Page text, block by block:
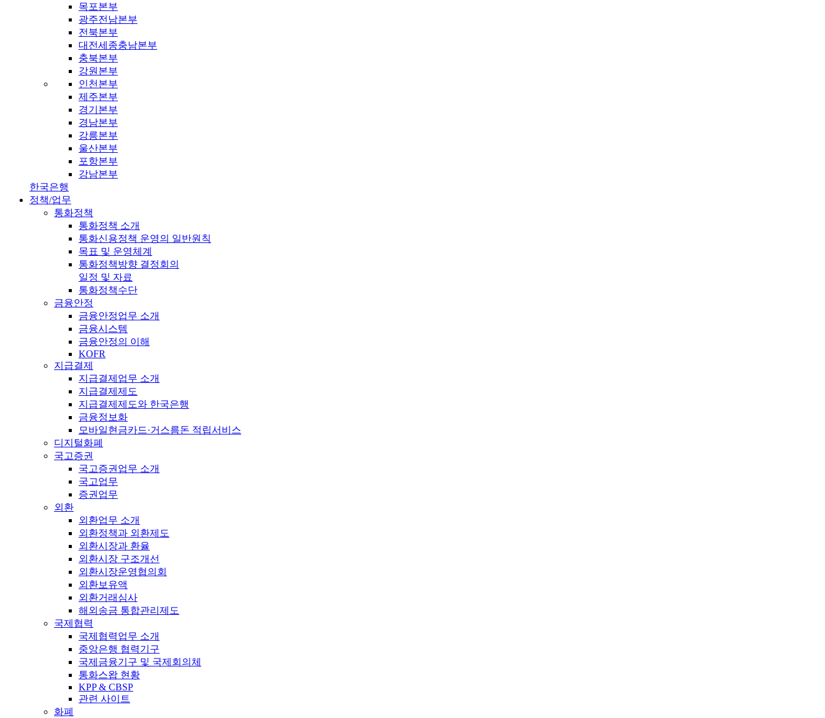
목포본부
광주전남본부
전북본부
대전세종충남본부
충북본부
강원본부
인천본부
제주본부
경기본부
경남본부
강릉본부
울산본부
포항본부
강남본부
한국은행
정책/업무
통화정책
통화정책 소개
통화신용정책 운영의 일반원칙
목표 및 운영체계
통화정책방향 결정회의
일정 및 자료
통화정책수단
금융안정
금융안정업무 소개
금융시스템
금융안정의 이해
KOFR
지급결제
지급결제업무 소개
지급결제제도
지급결제제도와 한국은행
금융정보화
모바일현금카드·거스름돈 적립서비스
디지털화폐
국고증권
국고증권업무 소개
국고업무
증권업무
외환
외환업무 소개
외환정책과 외환제도
외환시장과 환율
외환시장 구조개선
외환시장운영협의회
외환보유액
외환거래심사
해외송금 통합관리제도
국제협력
국제협력업무 소개
중앙은행 협력기구
국제금융기구 및 국제회의체
통화스왑 현황
KPP & CBSP
관련 사이트
화폐